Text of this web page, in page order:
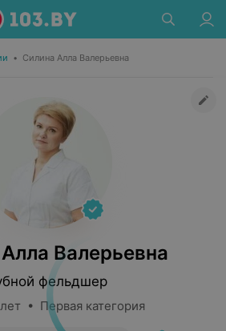
• Силина Алла Валерьевна
Валерьевна
фельдшер
• Первая категория